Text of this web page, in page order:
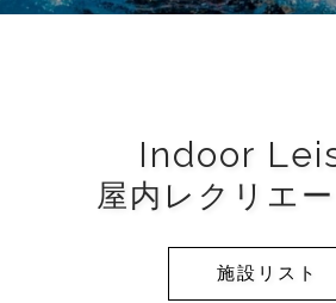
Indoor
屋内レクリエ
施設リスト